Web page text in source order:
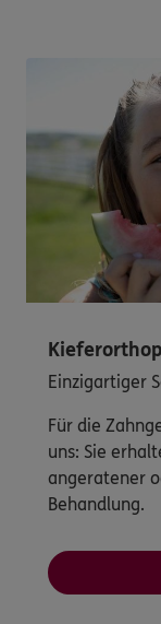
Einzigartiger
Für die
uns: Sie
angeratener
Behandlung.